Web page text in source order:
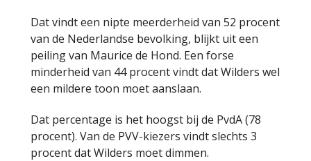
Dat vindt een nipte meerderheid van 52 procent
van de Nederlandse bevolking, blijkt uit een
peiling van Maurice de Hond. Een forse
minderheid van 44 procent vindt dat Wilders wel
een mildere toon moet aanslaan.
Dat percentage is het hoogst bij de PvdA (78
procent). Van de PVV-kiezers vindt slechts 3
procent dat Wilders moet dimmen.